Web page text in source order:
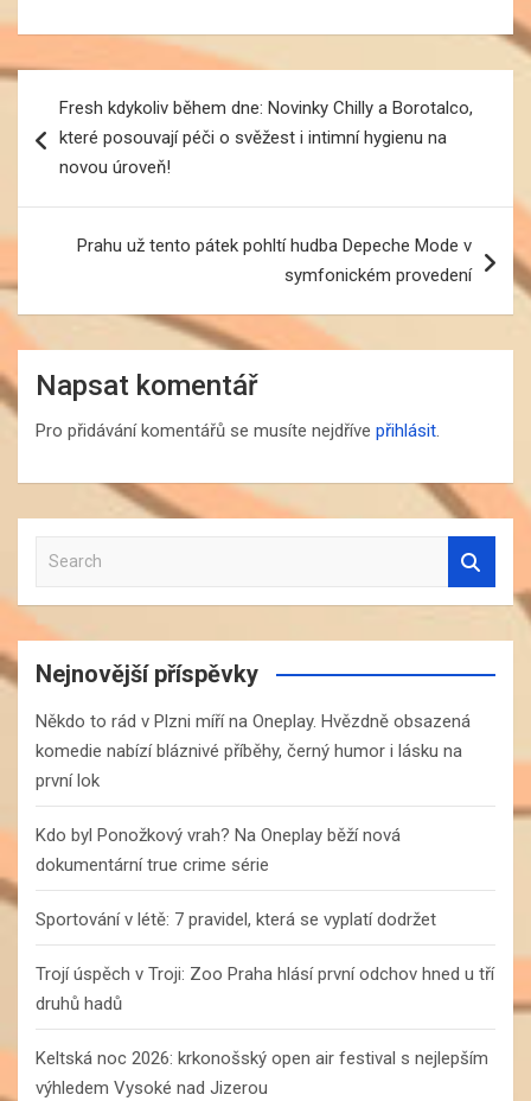
Navigace
pro
příspěvek
Fresh kdykoliv během dne: Novinky Chilly a Borotalco,
které posouvají péči o svěžest i intimní hygienu na
novou úroveň!
Prahu už tento pátek pohltí hudba Depeche Mode v
symfonickém provedení
Napsat komentář
Pro přidávání komentářů se musíte nejdříve přihlásit.
a
r
c
Nejnovější příspěvky
Někdo to rád v Plzni míří na Oneplay. Hvězdně obsazená
komedie nabízí bláznivé příběhy, černý humor i lásku na
první lok
Kdo byl Ponožkový vrah? Na Oneplay běží nová
dokumentární true crime série
Sportování v létě: 7 pravidel, která se vyplatí dodržet
Trojí úspěch v Troji: Zoo Praha hlásí první odchov hned u tří
druhů hadů
Keltská noc 2026: krkonošský open air festival s nejlepším
výhledem Vysoké nad Jizerou